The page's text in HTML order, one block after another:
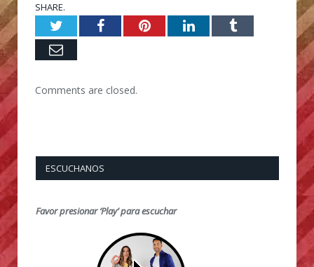
SHARE.
TwitterFacebookPinterestLinkedInTumblr
Email
Comments are closed.
ESCUCHANOS
Favor presionar ‘Play’ para escuchar